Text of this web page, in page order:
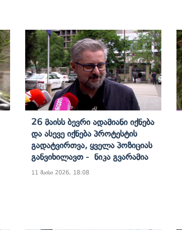
26 Მაისს Ბევრი Ადამიანი Იქნება
Და Ასევე Იქნება Პროტესტის
Გადატვირთვა, Ყველა Პოზიციას
Განვიხილავთ - Ნიკა Გვარამია
11 მაისი 2026, 18:08